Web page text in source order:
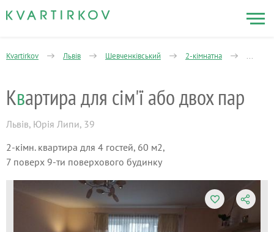
Kvartirkov Львів Шевченківський 2-кімнатна Юрія
Квартира для сім'ї або двох пар
Львів, Юрія Липи, 39
2-кімн. квартира для 4 гостей, 60 м2,
7 поверх 9-ти поверхового будинку